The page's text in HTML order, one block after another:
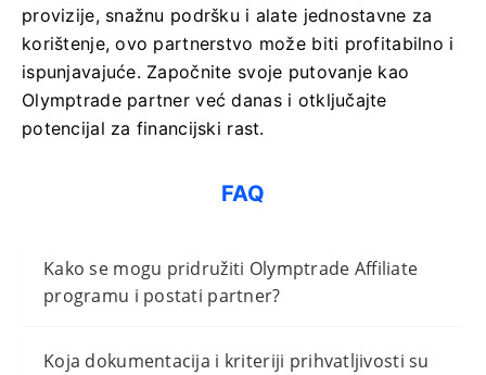
provizije, snažnu podršku i alate jednostavne za
korištenje, ovo partnerstvo može biti profitabilno i
ispunjavajuće. Započnite svoje putovanje kao
Olymptrade partner već danas i otključajte
potencijal za financijski rast.
FAQ
Kako se mogu pridružiti Olymptrade Affiliate
programu i postati partner?
Koja dokumentacija i kriteriji prihvatljivosti su